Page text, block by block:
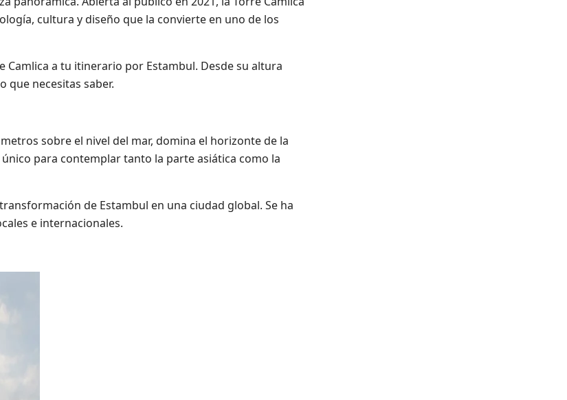
cultura y diseño que la convierte en uno de los
a tu itinerario por Estambul. Desde su altura
que necesitas saber.
sobre el nivel del mar, domina el horizonte de la
para contemplar tanto la parte asiática como la
de Estambul en una ciudad global. Se ha
e internacionales.